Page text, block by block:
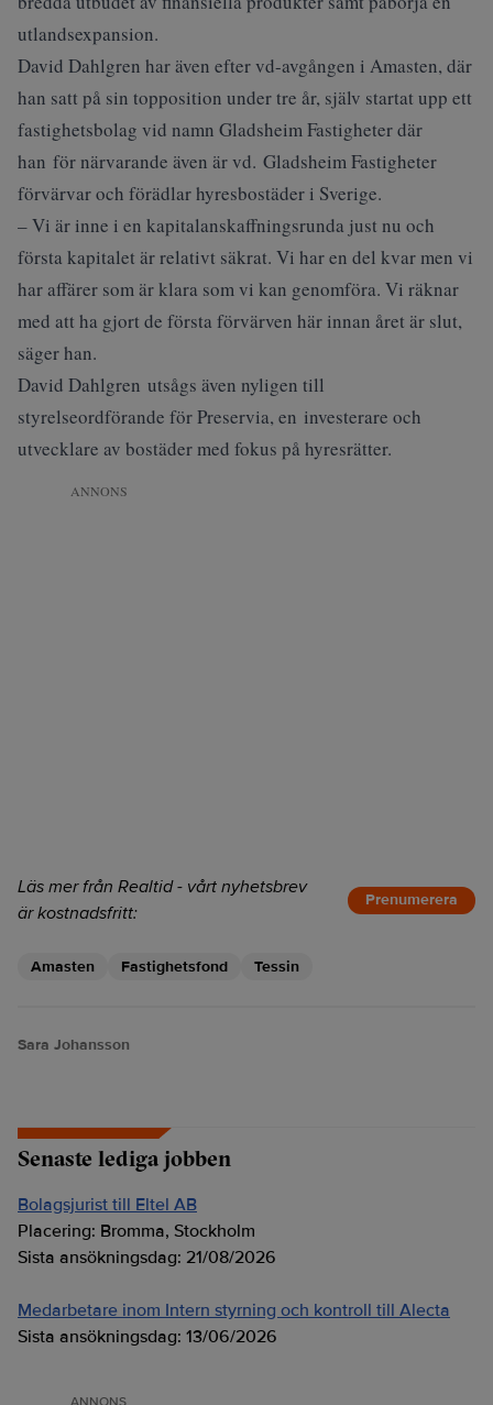
utlandsexpansion.
David Dahlgren har även efter vd-avgången i Amasten, där
han satt på sin topposition under tre år, själv startat upp ett
fastighetsbolag vid namn Gladsheim Fastigheter där
han för närvarande även är vd. Gladsheim Fastigheter
förvärvar och förädlar hyresbostäder i Sverige.
– Vi är inne i en kapitalanskaffningsrunda just nu och
första kapitalet är relativt säkrat. Vi har en del kvar men vi
har affärer som är klara som vi kan genomföra. Vi räknar
med att ha gjort de första förvärven här innan året är slut,
säger han.
David Dahlgren utsågs även nyligen till
styrelseordförande för Preservia, en investerare och
utvecklare av bostäder med fokus på hyresrätter.
ANNONS
Läs mer från Realtid - vårt nyhetsbrev
är kostnadsfritt:
Prenumerera
Amasten Fastighetsfond Tessin
Sara Johansson
Senaste lediga jobben
Bolagsjurist till Eltel AB
Placering: Bromma, Stockholm
Sista ansökningsdag: 21/08/2026
Medarbetare inom Intern styrning och kontroll till Alecta
Sista ansökningsdag: 13/06/2026